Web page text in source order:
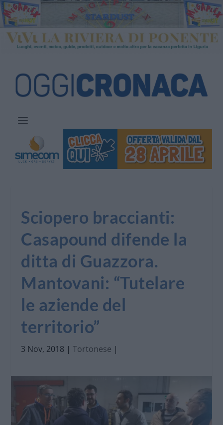
Sciopero braccianti:
Casapound difende la
ditta di Guazzora.
Mantovani: “Tutelare
le aziende del
territorio”
3 Nov, 2018 |Tortonese |